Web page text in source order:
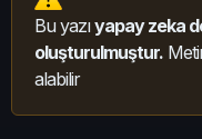
Bu yazıyapay zeka
oluşturulmuştur.
alabilir